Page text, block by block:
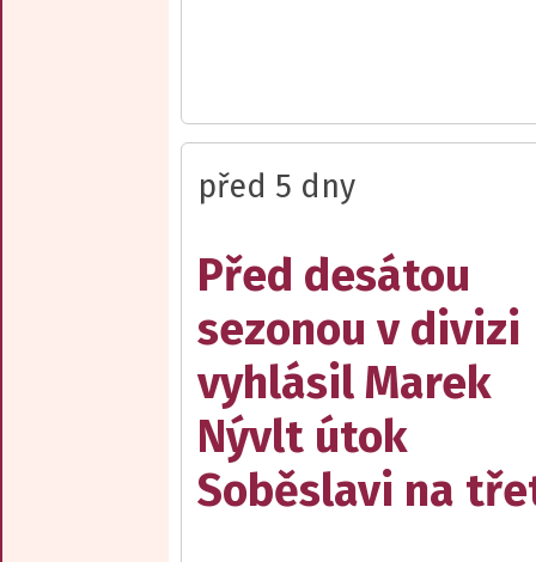
před 5 dny
Před desátou
sezonou v divizi
vyhlásil Marek
Nývlt útok
Soběslavi na